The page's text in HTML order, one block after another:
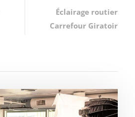
Éclairage routier
Carrefour Giratoir